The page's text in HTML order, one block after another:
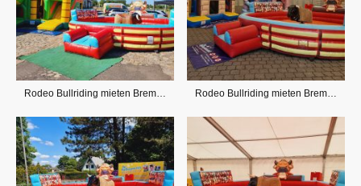
Rodeo Bullriding mieten Bremen, OHZ und Umland Rodeo Bullriding mieten Bremen, OHZ und Umland